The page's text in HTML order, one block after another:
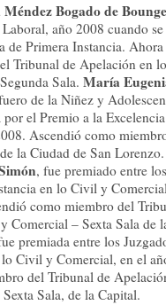
Bogado de
año 2008 cuando se
de Primera Instancia.
Tribunal de Apelación en
Sala. María
de la Niñez y
por el Premio a la
Ascendió como
la Ciudad de San Lorenzo.
, fue premiado entre
en lo Civil y
como miembro del
Comercial – Sexta Sala de
premiada entre los
Civil y Comercial, en el
del Tribunal de
Sala, de la Capital.